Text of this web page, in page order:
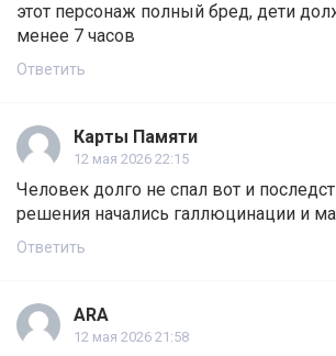
этот персонаж полный бред, дети
менее 7 часов
Ответить
Карты Памяти
12 мая 2026 22:15
Человек долго не спал вот и
решения начались галлюцинации и
Ответить
ARA
12 мая 2026 21:58